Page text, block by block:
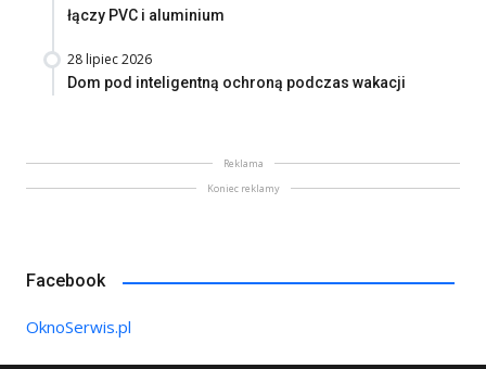
łączy PVC i aluminium
28 lipiec 2026
Dom pod inteligentną ochroną podczas wakacji
Reklama
Koniec reklamy
Facebook
OknoSerwis.pl